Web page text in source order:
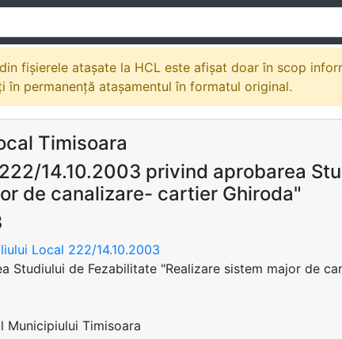
fișierele atașate la HCL este afișat doar în scop
în permanență atașamentul în formatul original.
Timisoara
14.10.2003 privind aprobarea
de canalizare- cartier Ghiroda"
Local 222/14.10.2003
Studiului de Fezabilitate "Realizare sistem major de
Municipiului Timisoara